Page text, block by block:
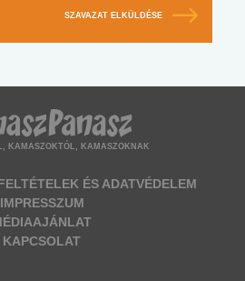
SZAVAZAT ELKÜLDÉSE
KAMASZOKTÓL, KAMASZOKNAK
ÉS ADATVÉDELEM
IMPRESSZUM
KAPCSOLAT